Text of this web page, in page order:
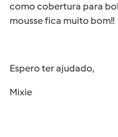
como cobertura para
mousse fica muito bom!!
Espero ter ajudado,
Mixie